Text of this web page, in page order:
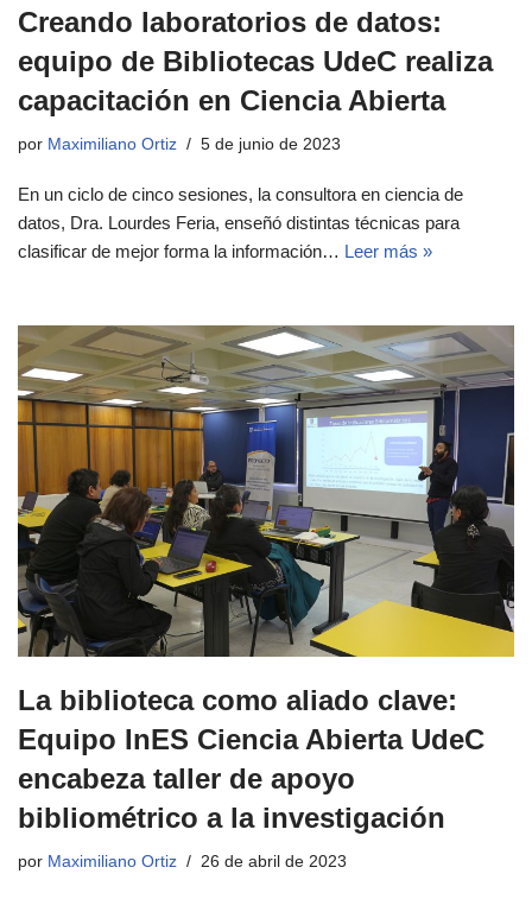
Creando laboratorios de datos:
equipo de Bibliotecas UdeC realiza
capacitación en Ciencia Abierta
por Maximiliano Ortiz 5 de junio de 2023
En un ciclo de cinco sesiones, la consultora en ciencia de
datos, Dra. Lourdes Feria, enseñó distintas técnicas para
clasificar de mejor forma la información… Leer más »
La biblioteca como aliado clave:
Equipo InES Ciencia Abierta UdeC
encabeza taller de apoyo
bibliométrico a la investigación
por Maximiliano Ortiz 26 de abril de 2023